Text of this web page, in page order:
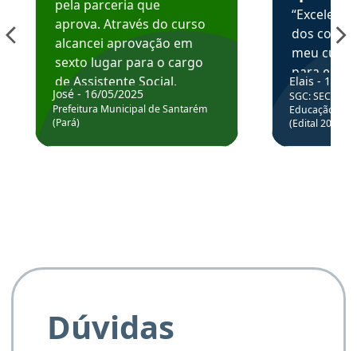
pela parceria que
aprova. Através do curso
alcancei aprovação em
sexto lugar para o cargo
de Assistente Social.
Hoje estou atuando na
Prefeitura de Santarém.
José - 16/05/2025
Prefeitura Municipal de Santarém
(Pará)
dos
meu
para
colocar
através
de
Elais - 15/
SGC: SEC BA
Educação
(Edital
Dúvidas